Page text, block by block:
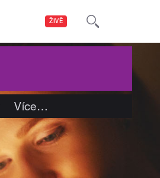
ŽIVĚ
Více…